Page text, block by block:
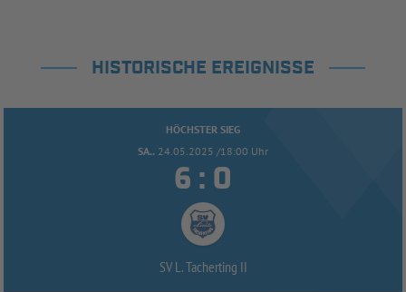
HISTORISCHE EREIGNISSE
HÖCHSTER SIEG
SA.. 24.05.2025 /18:00 Uhr
 : 
SV L. Tacherting II